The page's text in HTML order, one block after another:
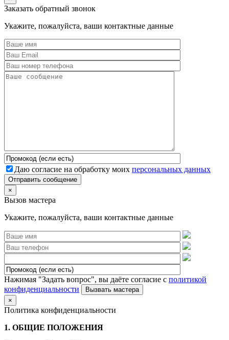
Заказать обратный звонок
Укажите, пожалуйста, ваши контактные данные
Даю согласие на обработку моих персональных данных
Отправить сообщение
×
Вызов мастера
Укажите, пожалуйста, ваши контактные данные
Нажимая "Задать вопрос", вы даёте согласие с политикой
конфиденциальности
×
Политика конфиденциальности
1. ОБЩИЕ ПОЛОЖЕНИЯ